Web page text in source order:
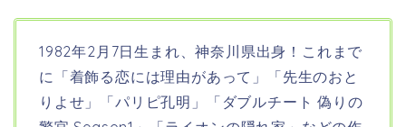
1982年2月7日生まれ、神奈川県出身！これまで
に「着飾る恋には理由があって」「先生のおと
りよせ」「パリピ孔明」「ダブルチート 偽りの